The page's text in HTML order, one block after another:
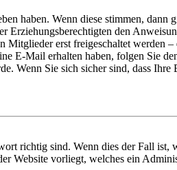
haben. Wenn diese stimmen, dann
Erziehungsberechtigten den
erst freigeschaltet werden
E-Mail erhalten haben, folgen Sie
Wenn Sie sich sicher sind, dass
richtig sind. Wenn dies der Fall ist,
Website vorliegt, welches ein